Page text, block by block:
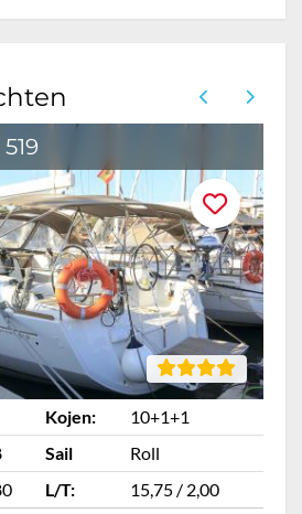
Kojen:
10+1+1
Sail
Roll
L/T: 15,75 / 2,00